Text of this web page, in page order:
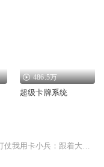
486.5万
超级卡牌系统